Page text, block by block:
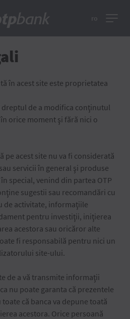
ro
în acest site este proprietatea
dreptul de a modifica conţinutul
orice moment şi fără nici o
pe acest site nu va fi considerată
servicii în general şi produse
special, venind din partea OTP
sugestii sau recomandări cu
de activitate, informaţiile
pentru investiţii, iniţierea
acestora sau oricăror alte
fi responsabilă pentru nici un
site-ului.
de a vă transmite informaţii
nu poate garanta că prezentele
că banca va depune toată
acestora. Orice persoană